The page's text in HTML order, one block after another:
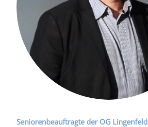
Seniorenbeauftragte der OG Lingenfeld